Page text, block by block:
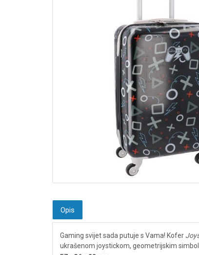
Opis
Gaming svijet sada putuje s Vama! Kofer
ukrašenom joystickom, geometrijskim